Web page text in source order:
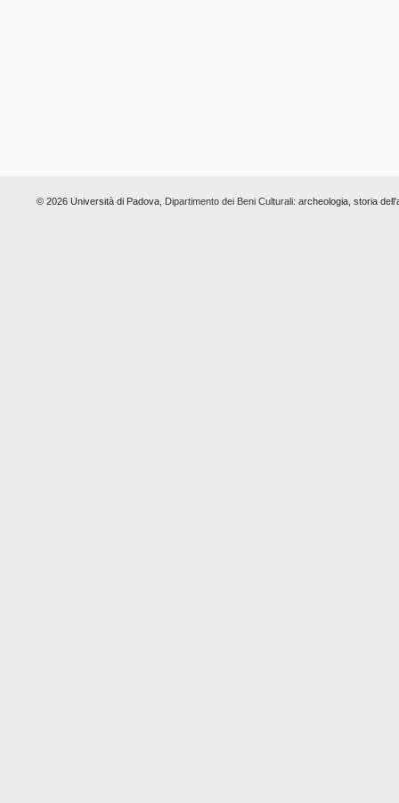
© 2026 Università di Padova, Dipartimento dei Beni Culturali: archeologia, storia